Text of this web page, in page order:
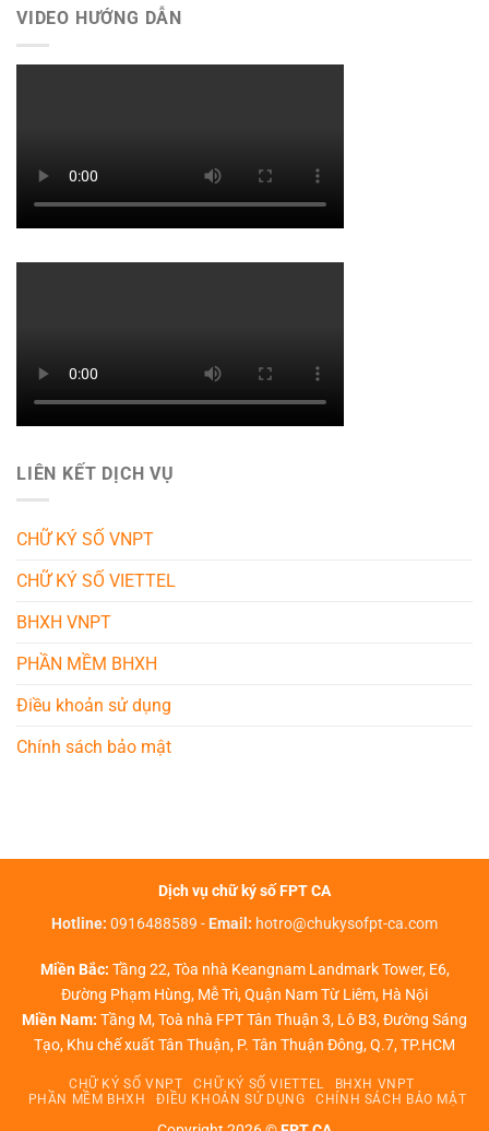
VIDEO HƯỚNG DẪN
LIÊN KẾT DỊCH VỤ
CHỮ KÝ SỐ VNPT
CHỮ KÝ SỐ VIETTEL
BHXH VNPT
PHẦN MỀM BHXH
Điều khoản sử dụng
Chính sách bảo mật
Dịch vụ chữ ký số FPT CA
Hotline: 0916488589 -Email: hotro@chukysofpt-ca.com
Miền Bắc: Tầng 22, Tòa nhà Keangnam Landmark Tower, E6,
Đường Phạm Hùng, Mễ Trì, Quận Nam Từ Liêm, Hà Nội
Miền Nam: Tầng M, Toà nhà FPT Tân Thuận 3, Lô B3, Đường Sáng
Tạo, Khu chế xuất Tân Thuận, P. Tân Thuận Đông, Q.7, TP.HCM
CHỮ KÝ SỐ VNPT CHỮ KÝ SỐ VIETTEL
BHXH VNPT
PHẦN MỀM BHXH
ĐIỀU KHOẢN SỬ DỤNG CHÍNH SÁCH BẢO MẬT